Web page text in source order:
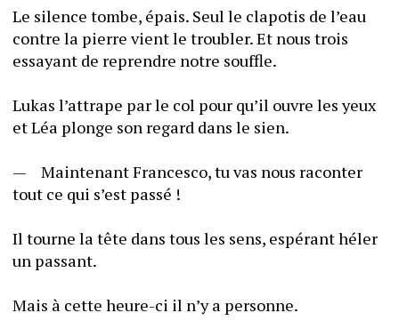
Le silence tombe, épais. Seul le clapotis de l’eau
contre la pierre vient le troubler. Et nous trois
essayant de reprendre notre souffle.
Lukas l’attrape par le col pour qu’il ouvre les yeux
et Léa plonge son regard dans le sien.
—	Maintenant Francesco, tu vas nous raconter
tout ce qui s’est passé !
Il tourne la tête dans tous les sens, espérant héler
Mais à cette heure-ci il n’y a personne.